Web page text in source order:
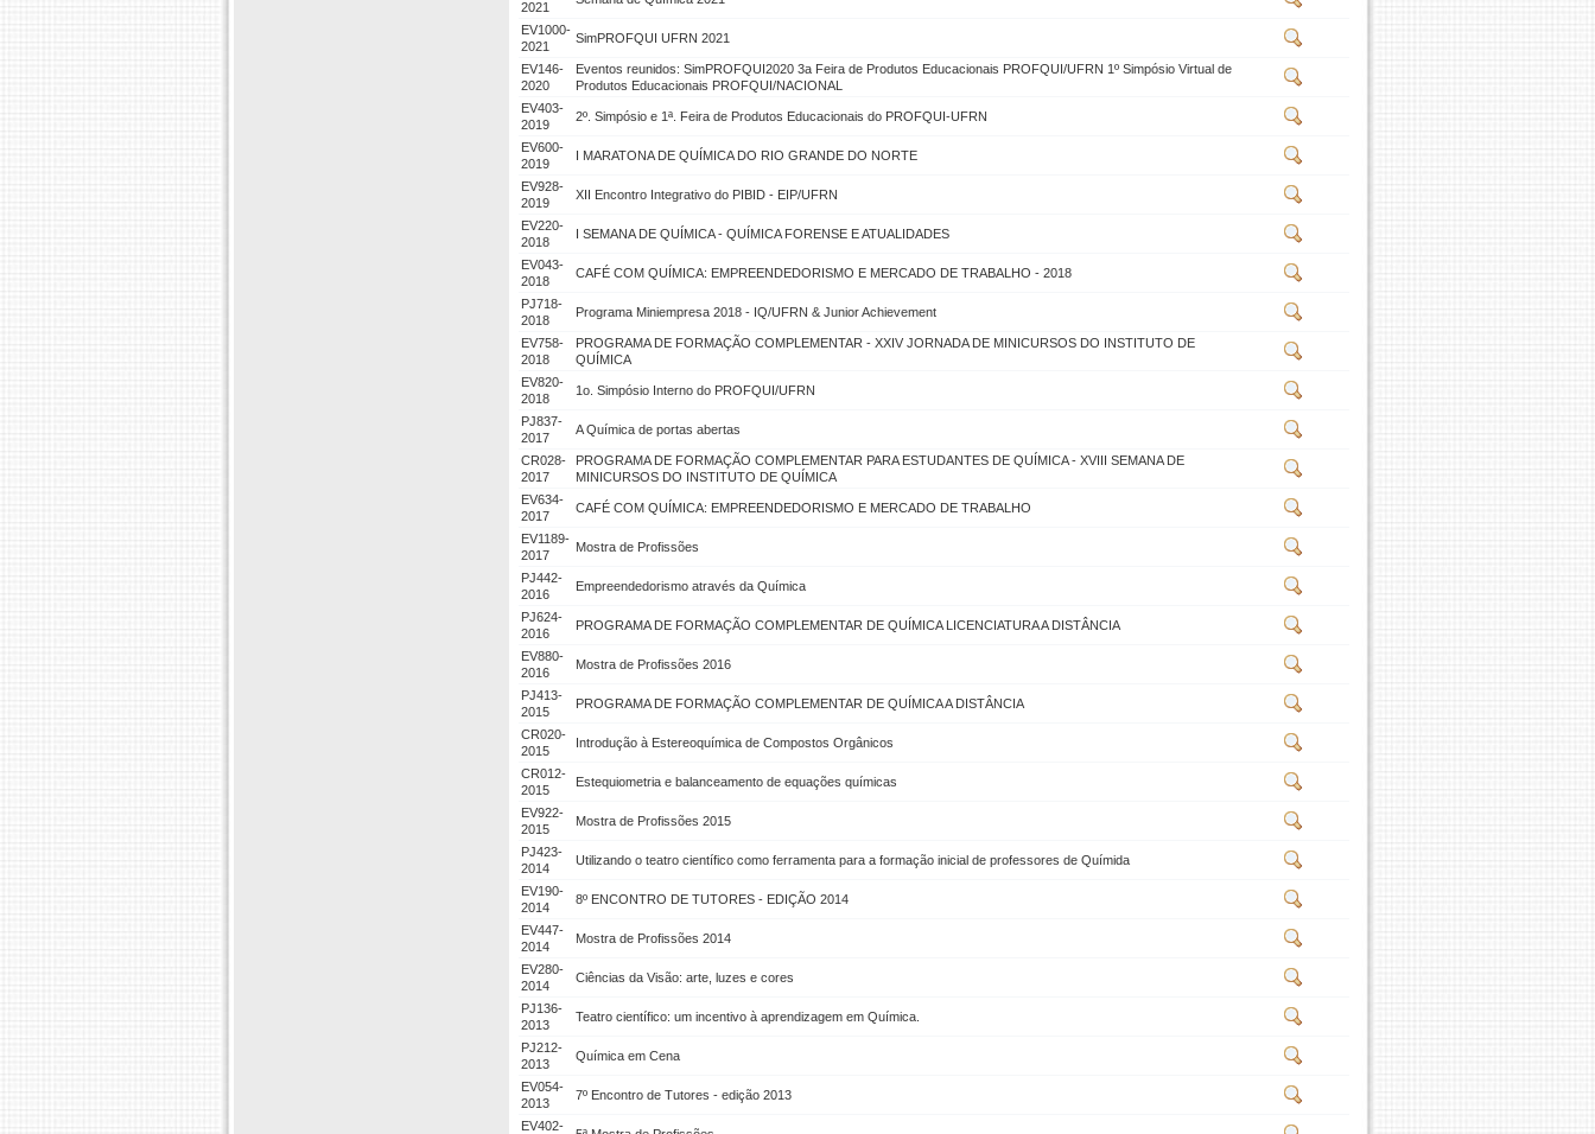
2021
EV1000-
2021
SimPROFQUI UFRN 2021
EV146-
2020
Eventos reunidos: SimPROFQUI2020 3a Feira de Produtos Educacionais PROFQUI/UFRN 1º Simpósio Virtual de
Produtos Educacionais PROFQUI/NACIONAL
EV403-
2019
2º. Simpósio e 1ª. Feira de Produtos Educacionais do PROFQUI-UFRN
EV600-
2019
I MARATONA DE QUÍMICA DO RIO GRANDE DO NORTE
EV928-
2019
XII Encontro Integrativo do PIBID - EIP/UFRN
EV220-
2018
I SEMANA DE QUÍMICA - QUÍMICA FORENSE E ATUALIDADES
EV043-
2018
CAFÉ COM QUÍMICA: EMPREENDEDORISMO E MERCADO DE TRABALHO - 2018
PJ718-
2018
Programa Miniempresa 2018 - IQ/UFRN & Junior Achievement
EV758-
2018
PROGRAMA DE FORMAÇÃO COMPLEMENTAR - XXIV JORNADA DE MINICURSOS DO INSTITUTO DE
QUÍMICA
EV820-
2018
1o. Simpósio Interno do PROFQUI/UFRN
PJ837-
2017
A Química de portas abertas
CR028-
2017
PROGRAMA DE FORMAÇÃO COMPLEMENTAR PARA ESTUDANTES DE QUÍMICA - XVIII SEMANA DE
MINICURSOS DO INSTITUTO DE QUÍMICA
EV634-
2017
CAFÉ COM QUÍMICA: EMPREENDEDORISMO E MERCADO DE TRABALHO
EV1189-
2017
Mostra de Profissões
PJ442-
2016
Empreendedorismo através da Química
PJ624-
2016
PROGRAMA DE FORMAÇÃO COMPLEMENTAR DE QUÍMICA LICENCIATURA A DISTÂNCIA
EV880-
2016
Mostra de Profissões 2016
PJ413-
2015
PROGRAMA DE FORMAÇÃO COMPLEMENTAR DE QUÍMICA A DISTÂNCIA
CR020-
2015
Introdução à Estereoquímica de Compostos Orgânicos
CR012-
2015
Estequiometria e balanceamento de equações químicas
EV922-
2015
Mostra de Profissões 2015
PJ423-
2014
Utilizando o teatro científico como ferramenta para a formação inicial de professores de Químida
EV190-
2014
8º ENCONTRO DE TUTORES - EDIÇÃO 2014
EV447-
2014
Mostra de Profissões 2014
EV280-
2014
Ciências da Visão: arte, luzes e cores
PJ136-
2013
Teatro científico: um incentivo à aprendizagem em Química.
PJ212-
2013
Química em Cena
EV054-
2013
7º Encontro de Tutores - edição 2013
EV402-